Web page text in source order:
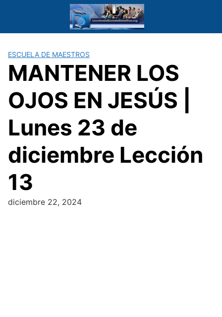
ESCUELA DE MAESTROS
MANTENER LOS
OJOS EN JESÚS |
Lunes 23 de
diciembre Lección
13
diciembre 22, 2024